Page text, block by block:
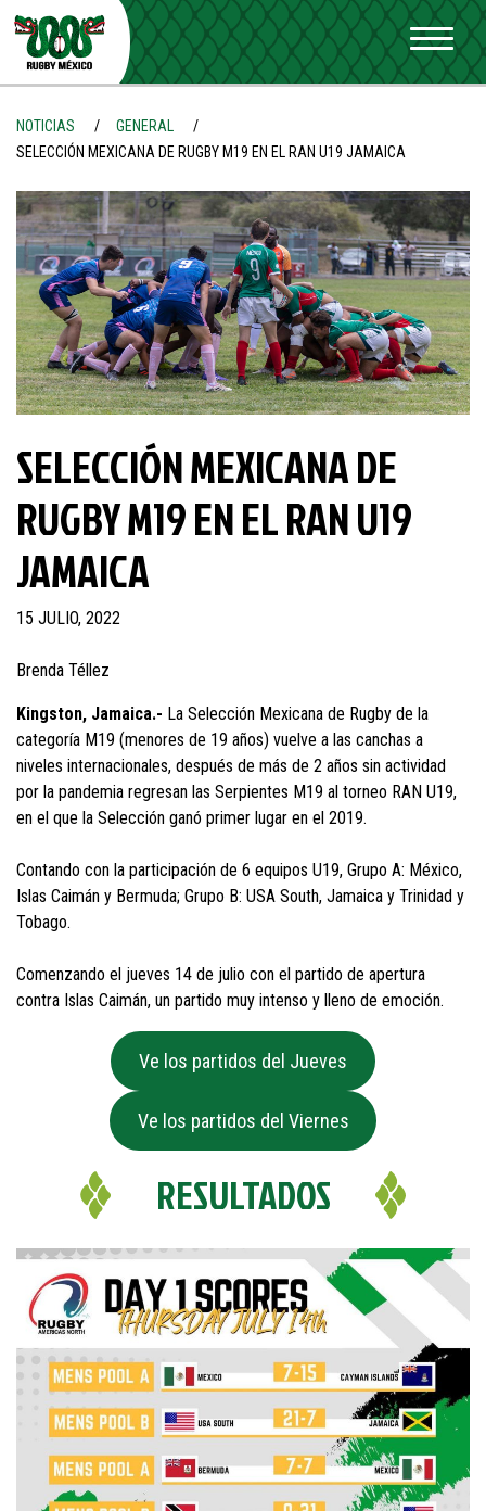
NOTICIAS
GENERAL
SELECCIÓN MEXICANA DE RUGBY M19 EN EL RAN U19 JAMAICA
SELECCIÓN MEXICANA DE
RUGBY M19 EN EL RAN U19
JAMAICA
15 JULIO, 2022
Brenda Téllez
Kingston, Jamaica.- La Selección Mexicana de Rugby de la
categoría M19 (menores de 19 años) vuelve a las canchas a
niveles internacionales, después de más de 2 años sin actividad
por la pandemia regresan las Serpientes M19 al torneo RAN U19,
en el que la Selección ganó primer lugar en el 2019.
Contando con la participación de 6 equipos U19, Grupo A: México,
Islas Caimán y Bermuda; Grupo B: USA South, Jamaica y Trinidad y
Tobago.
Comenzando el jueves 14 de julio con el partido de apertura
contra Islas Caimán, un partido muy intenso y lleno de emoción.
Ve los partidos del Jueves
Ve los partidos del Viernes
RESULTADOS
1